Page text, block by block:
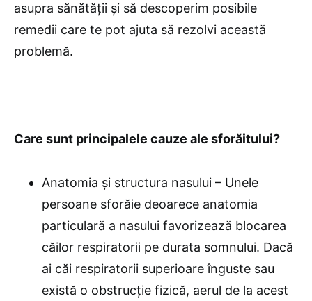
asupra sănătății și să descoperim posibile
remedii care te pot ajuta să rezolvi această
problemă.
Care sunt principalele cauze ale sforăitului?
Anatomia și structura nasului – Unele
persoane sforăie deoarece anatomia
particulară a nasului favorizează blocarea
căilor respiratorii pe durata somnului. Dacă
ai căi respiratorii superioare înguste sau
există o obstrucție fizică, aerul de la acest